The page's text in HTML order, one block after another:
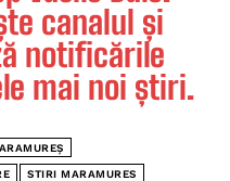
canalul și
notificările
mai noi știri.
STIRI MARAMURES